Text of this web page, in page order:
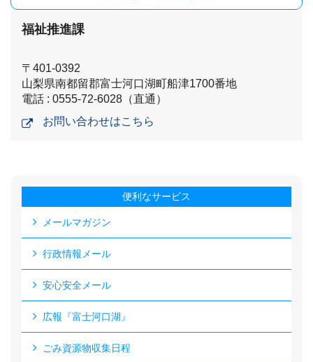
福祉推進課
〒401-0392
山梨県南都留郡富士河口湖町船津1700番地
電話 : 0555-72-6028（直通）
お問い合わせはこちら
便利なサービス
メールマガジン
行政情報メール
安心安全メール
広報『富士河口湖』
ごみ資源物収集日程